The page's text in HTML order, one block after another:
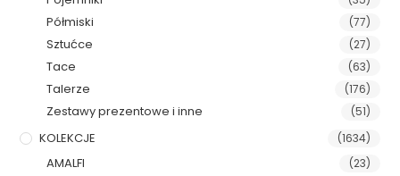
Półmiski (77)
Sztućce (27)
Tace (63)
Talerze (176)
Zestawy prezentowe i inne (51)
KOLEKCJE (1634)
AMALFI (23)